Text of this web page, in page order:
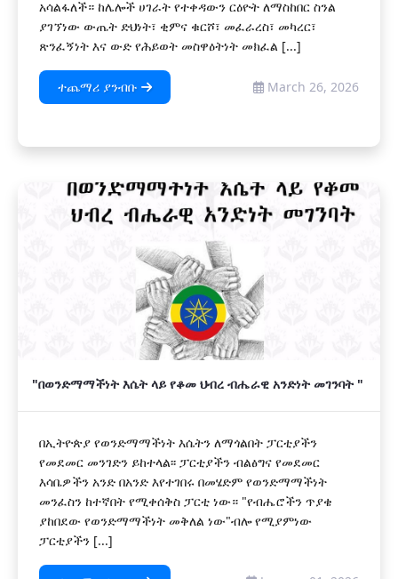
አሳልፋለች። ከሌሎች ሀገራት የተቀዳውን ርዕዮት ለማስከበር ስንል
ያገኘነው ውጤት ድህነት፣ ቂምና ቁርሾ፣ መፈራረስ፣ መካረር፣
ጽንፈኝነት እና ውድ የሕይወት መስዋዕትነት መክፈል [...]
ተጨማሪ ያንብቡ March 26, 2026
"በወንድማማችነት እሴት ላይ የቆመ ህብረ ብሔራዊ አንድነት መገንባት "
በኢትዮጵያ የወንድማማችነት እሴትን ለማጎልበት ፓርቲያችን
የመደመር መንገድን ይከተላል፡፡ ፓርቲያችን ብልፅግና የመደመር
እሳቤዎችን አንድ በአንድ እየተገበሩ በመሄድም የወንድማማችነት
መንፈስን ከተኛበት የሚቀሰቅስ ፓርቲ ነው። "የብሔሮችን ጥያቄ
ያከበደው የወንድማማችነት መቅለል ነው"ብሎ የሚያምነው
ፓርቲያችን [...]